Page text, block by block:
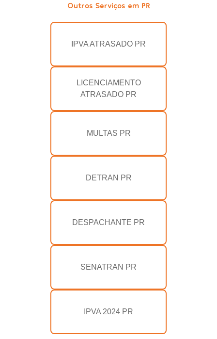
Outros Serviços em PR
IPVA ATRASADO PR
LICENCIAMENTO
ATRASADO PR
MULTAS PR
DETRAN PR
DESPACHANTE PR
SENATRAN PR
IPVA 2024 PR